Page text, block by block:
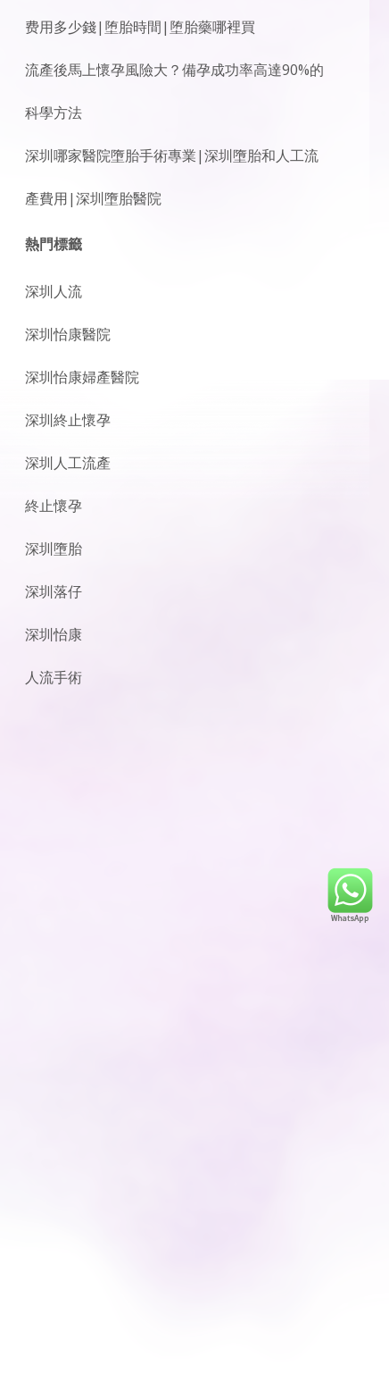
费用多少錢|堕胎時間|堕胎藥哪裡買
流產後馬上懷孕風險大？備孕成功率高達90%的
科學方法
深圳哪家醫院墮胎手術專業|深圳墮胎和人工流
產費用|深圳墮胎醫院
熱門標籤
深圳人流
深圳怡康醫院
深圳怡康婦產醫院
深圳終止懷孕
深圳人工流產
終止懷孕
深圳墮胎
深圳落仔
深圳怡康
人流手術